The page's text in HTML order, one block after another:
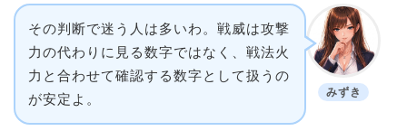
みずき
その判断で迷う人は多いわ。戦威は攻撃
力の代わりに見る数字ではなく、戦法火
力と合わせて確認する数字として扱うの
が安定よ。